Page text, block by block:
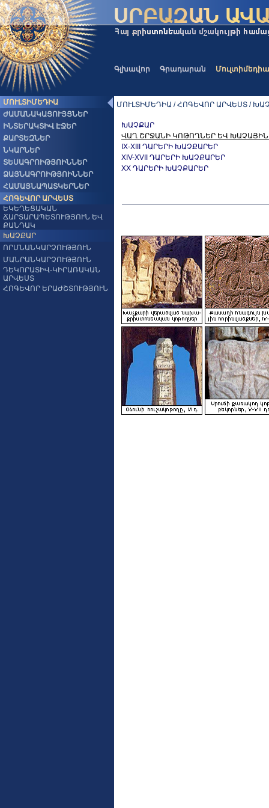
Գլխավոր Գրադարան Մուլտիմեդիա
ՄՈՒԼՏԻՄԵԴԻԱ
ԺԱՄԱՆԱԿԱՑՈՒՅՑՆԵՐ
ԻՆՏԵՐԱԿՏԻՎ ԷՋԵՐ
ՔԱՐՏԵԶՆԵՐ
ՆԿԱՐՆԵՐ
ՏԵՍԱԳՐՈԻԹՅՈԻՆՆԵՐ
ՁԱՅՆԱԳՐՈԻԹՅՈԻՆՆԵՐ
ՀԱՄԱՅՆԱՊԱՏԿԵՐՆԵՐ
ՀՈԳԵՎՈՐ ԱՐՎԵՍՏ
ԵԿԵՂԵՑԱԿԱՆ
ՃԱՐՏԱՐԱՊԵՏՈՒԹՅՈՒՆ ԵՎ
ՔԱՆԴԱԿ
ԽԱՉՔԱՐ
ՈՐՄՆԱՆԿԱՐՉՈՒԹՅՈՒՆ
ՄԱՆՐԱՆԿԱՐՉՈՒԹՅՈՒՆ
ԴԵԿՈՐԱՏԻՎ-ԿԻՐԱՌԱԿԱՆ
ԱՐՎԵՍՏ
ՀՈԳԵՎՈՐ ԵՐԱԺՇՏՈՒԹՅՈՒՆ
ՄՈՒԼՏԻՄԵԴԻԱ / ՀՈԳԵՎՈՐ ԱՐՎԵՍՏ /
ԽԱՉՔԱՐ
ՎԱՂ ՇՐՋԱՆԻ ԿՈԹՈՂՆԵՐ ԵՎ
IX-XIII ԴԱՐԵՐԻ ԽԱՉՔԱՐԵՐ
XIV-XVII ԴԱՐԵՐԻ ԽԱՉՔԱՐԵՐ
XX ԴԱՐԵՐԻ ԽԱՉՔԱՐԵՐ